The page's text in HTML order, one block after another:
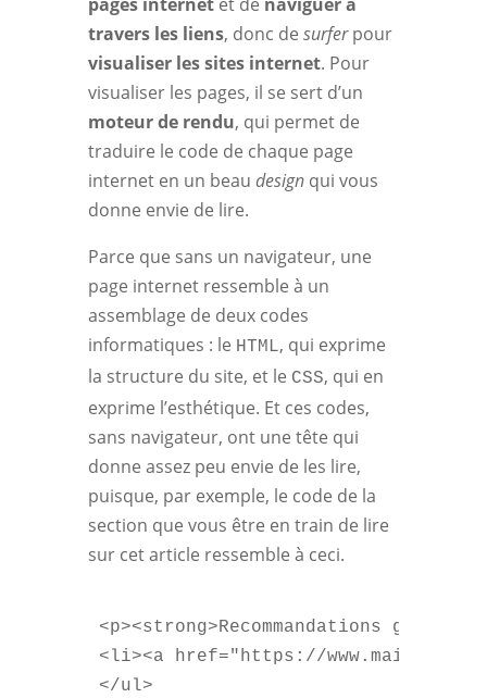
travers les liens, donc de surferpour
visualiser les sites internet. Pour
visualiser les pages, il se sert d’un
moteur de rendu, qui permet de
traduire le code de chaque page
internet en un beau designqui vous
donne envie de lire.
Parce que sans un navigateur, une
page internet ressemble à un
assemblage de deux codes
informatiques : le HTML, qui exprime
la structure du site, et le CSS, qui en
exprime l’esthétique. Et ces codes,
sans navigateur, ont une tête qui
donne assez peu envie de les lire,
puisque, par exemple, le code de la
section que vous être en train de lire
sur cet article ressemble à ceci.
<p><strong>Recommandations
<li><a href="https://
</ul>